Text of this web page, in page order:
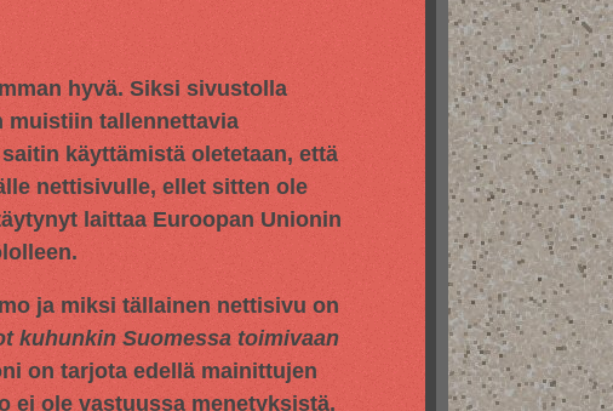
hyvä. Siksi sivustolla
muistiin tallennettavia
käyttämistä oletetaan, että
nettisivulle, ellet sitten ole
laittaa Euroopan Unionin
ja miksi tällainen nettisivu on
kuhunkin Suomessa toimivaan
on tarjota edellä mainittujen
ei ole vastuussa menetyksistä,